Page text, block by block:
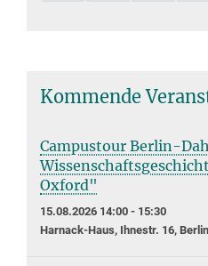
Kommende
Campustour Berlin-
Oxford"
15.08.2026 14:00 - 15:30
Harnack-Haus, Ihnestr. 16,